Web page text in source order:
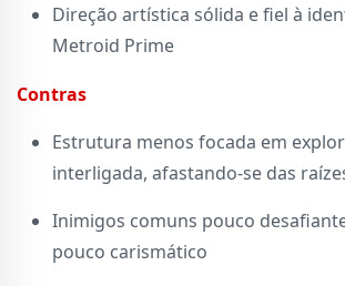
Direção artística sólida e fiel à
Metroid Prime
Contras
Estrutura menos focada em
interligada, afastando-se das
Inimigos comuns pouco
pouco carismático